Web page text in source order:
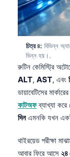
চিত্র ৪: বিভিন্ন
ভিন্ন হয়।.
রুটিন কেমিস্ট্রি
ALT, AST, এবং
ডায়াবেটিসের
কাটঅফব্যাখ্যা করে
দিনএমনকি যখন
থাইরয়েড পরীক্ষা
আবার ফিরে আসে ২৪